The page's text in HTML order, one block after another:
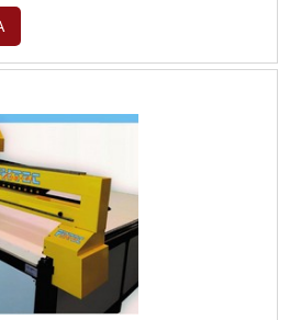
.ai) e ideal para projetos
dimensional rigorosa.
medida ou em escala, com
especializado e foco na